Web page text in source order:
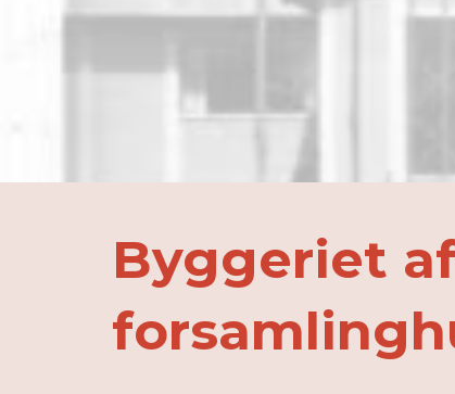
Byggeriet